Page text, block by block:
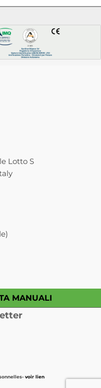
Lotto S
MANUALI
voir lien